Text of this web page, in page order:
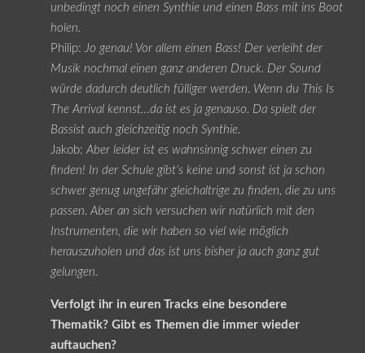
unbedingt noch einen Synthie und einen Bass mit ins Boot
holen.
Philip: Jo genau! Vor allem einen Bass! Der verleiht der
Musik nochmal einen ganz anderen Druck. Der Sound
würde dadurch deutlich fülliger werden. Wenn du This Is
The Arrival kennst…da ist es ja genauso. Da spielt der
Bassist auch gleichzeitig noch Synthie.
Jakob: Aber leider ist es wahnsinnig schwer einen zu
finden! In der Schule gibt’s keine und sonst ist ja schon
schwer genug ungefähr gleichaltrige zu finden, die zu uns
passen. Aber an sich versuchen wir natürlich mit den
Instrumenten, die wir haben so viel wie möglich
herauszuholen und das ist uns bisher ja auch ganz gut
gelungen.
Verfolgt ihr in euren Tracks eine besondere
Thematik? Gibt es Themen die immer wieder
auftauchen?